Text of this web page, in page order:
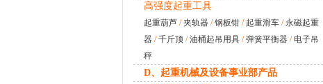
高强度起重工具
起重葫芦 /夹轨器 /钢板钳 / 起重滑车 /永磁起重
器 /千斤顶 /油桶起吊用具 /弹簧平衡器 / 电子吊
秤
D、起重机械及设备事业部产品